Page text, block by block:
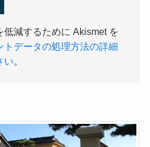
低減するために Akismet を
トデータの処理方法の詳細
い